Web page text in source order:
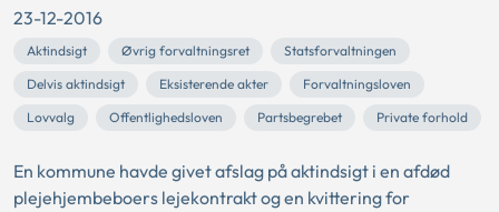
23-12-2016
Aktindsigt Øvrig forvaltningsret
Statsforvaltningen
Delvis aktindsigt
Eksisterende akter
Forvaltningsloven
Lovvalg
Offentlighedsloven Partsbegrebet Private forhold
En kommune havde givet afslag på aktindsigt i en afdød
plejehjembeboers lejekontrakt og en kvittering for